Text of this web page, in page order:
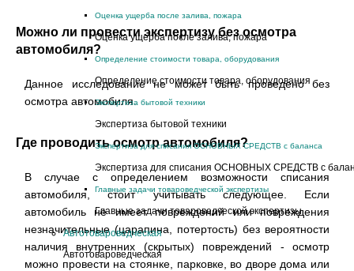
Оценка ущерба после залива, пожара
Оценка ущерба после залива, пожара
Определение стоимости товара, оборудования
Определение стоимости товара, оборудования
Экспертиза бытовой техники
Экспертиза бытовой техники
Экспертиза для списания ОСНОВНЫХ СРЕДСТВ с баланса
Экспертиза для списания ОСНОВНЫХ СРЕДСТВ с
Главные задачи товароведческой экспертизы
Главные задачи товароведческой экспертизы
Автотовароведческая
Автотовароведческая
Можно ли провести экспертизу без осмотра
автомобиля?
Данное исследование не может быть проведено без
осмотра автомобиля.
Где проводить осмотр автомобиля?
В случае с определением возможности списания
автомобиля, стоит учитывать следующее. Если
автомобиль не имеет повреждений или повреждения
незначительные (царапина, потертость) без вероятности
наличия внутренних (скрытых) повреждений - осмотр
можно провести на стоянке, парковке, во дворе дома или